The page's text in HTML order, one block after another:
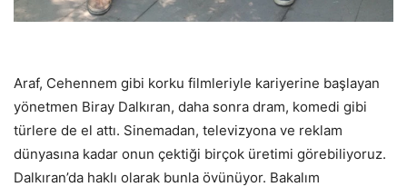
Araf, Cehennem gibi korku filmleriyle kariyerine başlayan
yönetmen Biray Dalkıran, daha sonra dram, komedi gibi
türlere de el attı. Sinemadan, televizyona ve reklam
dünyasına kadar onun çektiği birçok üretimi görebiliyoruz.
Dalkıran’da haklı olarak bunla övünüyor. Bakalım